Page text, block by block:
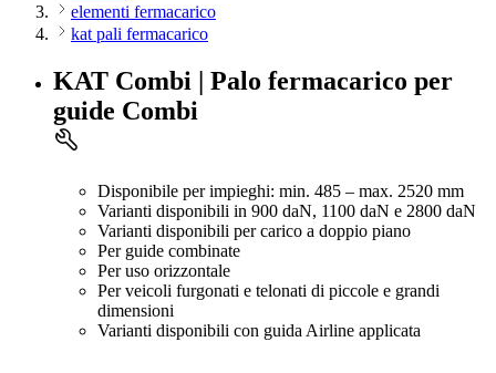
elementi fermacarico
kat pali fermacarico
KAT Combi | Palo fermacarico per
guide Combi
Disponibile per impieghi: min. 485 – max. 2520 mm
Varianti disponibili in 900 daN, 1100 daN e 2800 daN
Varianti disponibili per carico a doppio piano
Per guide combinate
Per uso orizzontale
Per veicoli furgonati e telonati di piccole e grandi
dimensioni
Varianti disponibili con guida Airline applicata